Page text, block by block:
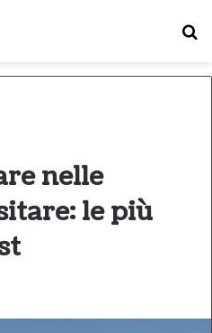
nelle
le più